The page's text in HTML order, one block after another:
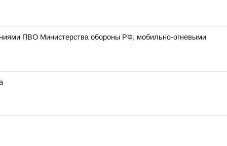
ПВО Министерства обороны РФ, мобильно-огневыми